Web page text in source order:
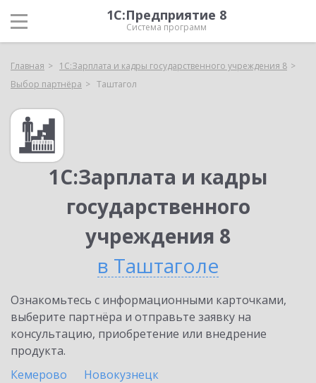
1С:Предприятие 8
Система программ
Главная
1С:Зарплата и кадры государственного учреждения 8
Выбор партнёра
Таштагол
1С:Зарплата и кадры
государственного
учреждения 8
в Таштаголе
Ознакомьтесь с информационными карточками,
выберите партнёра и отправьте заявку на
консультацию, приобретение или внедрение
продукта.
Кемерово
Новокузнецк